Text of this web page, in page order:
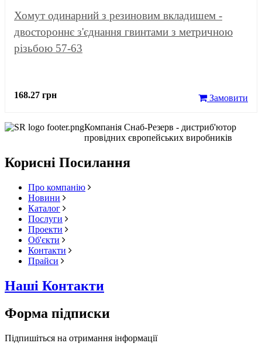
Хомут одинарний з резиновим вкладишем -
двостороннє з'єднання гвинтами з метричною
різьбою 57-63
168.27 грн Замовити
Компанія Снаб-Резерв - дистриб'ютор
провідних європейських виробників
Корисні Посилання
Про компанію
Новини
Каталог
Послуги
Проекти
Об'єкти
Контакти
Прайси
Наші Контакти
Форма підписки
Підпишіться на отримання інформації